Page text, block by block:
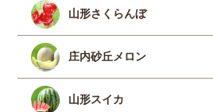
山形さくらんぼ
庄内砂丘メロン
山形スイカ